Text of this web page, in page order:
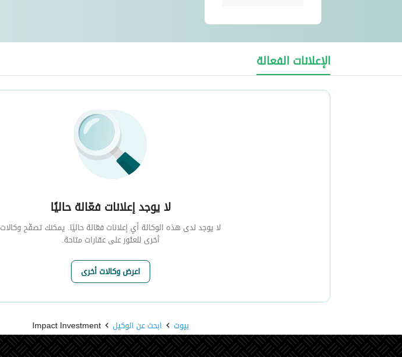
الإعلانات الفعالة
Impact Investment
لا يوجد إعلانات فعّالة حاليًا
لا يوجد لدى هذه الوكالة أي إعلانات فعّالة حاليًا. يمكنك تصفّح وكالات
أخرى للعثور على عقارات متاحة.
اعرض وكالات أخرى
بيوت ابحث عن الوكيل Impact Investment